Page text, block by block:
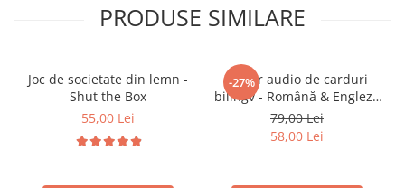
PRODUSE SIMILARE
Joc de societate din lemn -
Shut the Box
55,00 Lei
-27%
Cititor audio de carduri
bilingv - Română & Engleză
Albastru (224 carduri / 448
cuvinte)
79,00 Lei
58,00 Lei